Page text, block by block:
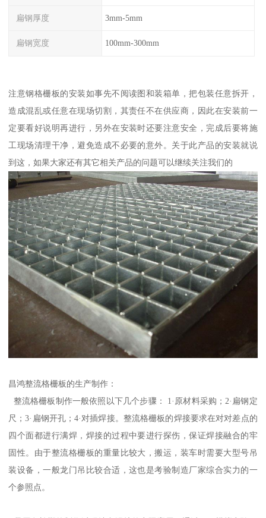
扁钢厚度 3mm-5mm
扁钢宽度 100mm-300mm
注意钢格栅板的安装如事先不阅读图和装箱单，把包装任意拆开，
造成混乱或任意在现场切割，其责任不在供应商，因此在安装前一
定要看好说明再进行，另外在安装时还要注意安全，完成后要将施
工现场清理干净，避免造成不必要的意外。关于此产品的安装就说
到这，如果大家还有其它相关产品的问题可以继续关注我们的
昌鸿整流格栅板的生产制作：
整流格栅板制作一般依照以下几个步骤： 1·原材料采购；2·扁钢定
尺；3·扁钢开孔；4·对插焊接。整流格栅板的焊接要求在对对差点的
四个面都进行满焊，焊接的过程中要进行探伤，保证焊接融合的牢
固性。由于整流格栅板的重量比较大，搬运，装车时需要大型号吊
装设备，一般龙门吊比较合适，这也是考验制造厂家综合实力的一
个参照点。